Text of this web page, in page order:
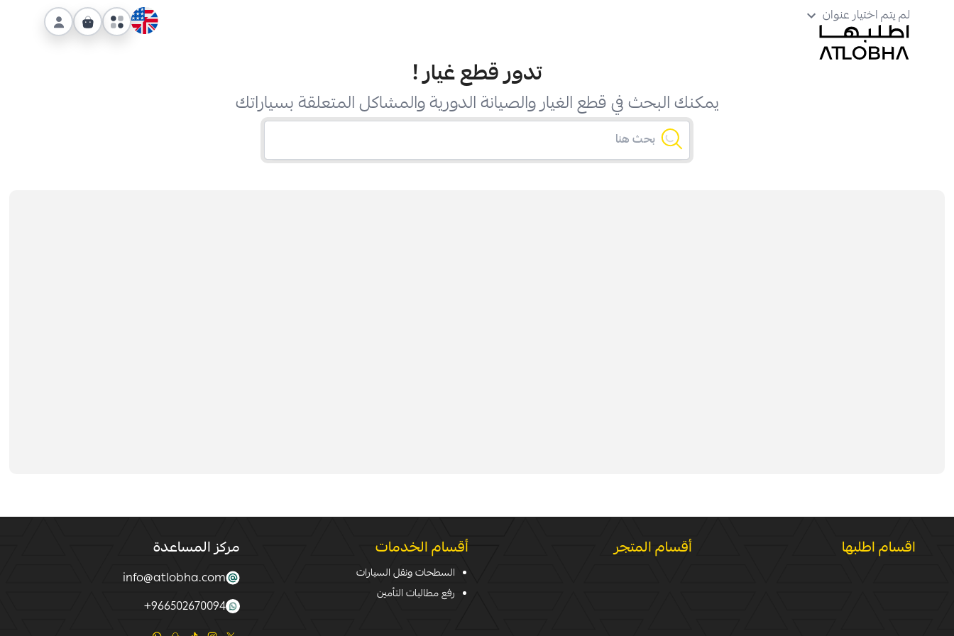
لم يتم اختيار عنوان
تدور قطع غيار!
يمكنك البحث في قطع الغيار والصيانة الدورية والمشاكل المتعلقة بسياراتك
اقسام اطلبها أقسام المتجر أقسام الخدمات
السطحات ونقل السيارات
رفع مطالبات التأمين
مركز المساعدة
info@atlobha.com
966502670094
+